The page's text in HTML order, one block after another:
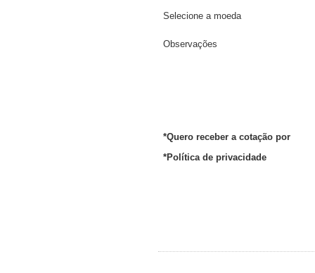
Selecione a moeda
Observações
*Quero receber a cotação por
*Política de privacidade